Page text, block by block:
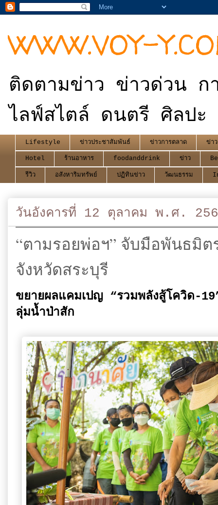
WWW.VOY-
ติดตามข่าว ข่าวด่วน ก
ไลฟ์สไตล์ ดนตรี ศิลปะ
Lifestyle ข่าวประชาสัมพันธ์ ข่าวการตลาด ข่า
Hotel ร้านอาหาร foodanddrink ข่าว
รีวิว อสังหาริมทรัพย์ ปฏิทินข่าว วัฒนธรรม
วันอังคารที่ 12 ตุลาคม พ.ศ.
“ตามรอยพ่อฯ” จับมือพันธมิ
จังหวัดสระบุรี
ขยายผลแคมเปญ “รวมพลังสู้โควิด-
ลุ่มน้ำป่าสัก